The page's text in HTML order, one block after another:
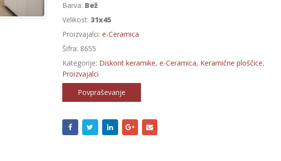
Barva: Bež
Velikost: 31x45
Proizvajalci: e-Ceramica
Šifra: 8655
Kategorije: Diskont keramike, e-Ceramica, Keramične ploščice,
Proizvajalci
Povpraševanje